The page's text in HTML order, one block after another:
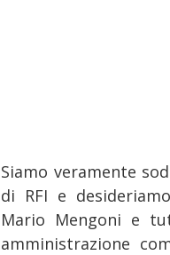
Siamo veramente
di RFI e
Mario Mengoni e
amministrazione